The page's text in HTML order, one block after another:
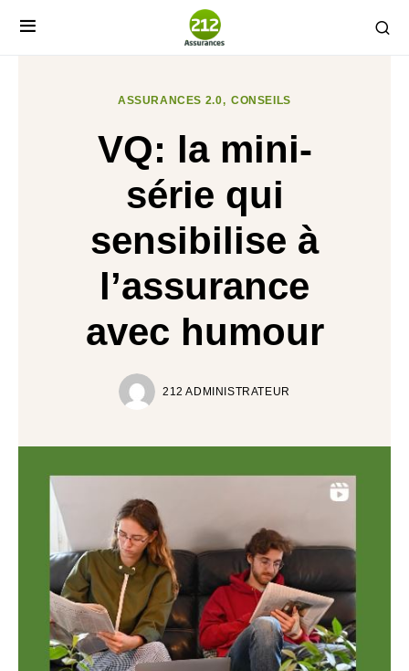
ASSURANCES 2.0 CONSEILS
VQ: la mini-
série qui
sensibilise à
l’assurance
avec humour
212 ADMINISTRATEUR